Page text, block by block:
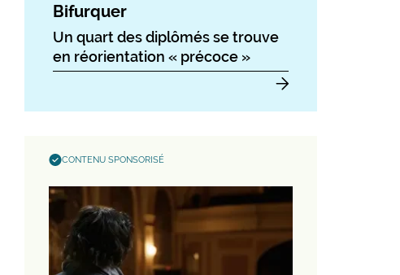
Bifurquer
Un quart des diplômés se trouve
en réorientation « précoce »
CONTENU SPONSORISÉ